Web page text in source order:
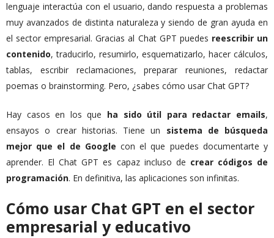
lenguaje interactúa con el usuario, dando respuesta a problemas
muy avanzados de distinta naturaleza y siendo de gran ayuda en
el sector empresarial. Gracias al Chat GPT puedes reescribir un
contenido, traducirlo, resumirlo, esquematizarlo, hacer cálculos,
tablas, escribir reclamaciones, preparar reuniones, redactar
poemas o brainstorming. Pero, ¿sabes cómo usar Chat GPT?
Hay casos en los que ha sido útil para redactar emails,
ensayos o crear historias. Tiene un sistema de búsqueda
mejor que el de Google con el que puedes documentarte y
aprender. El Chat GPT es capaz incluso de crear códigos de
programación. En definitiva, las aplicaciones son infinitas.
Cómo usar Chat GPT en el sector
empresarial y educativo